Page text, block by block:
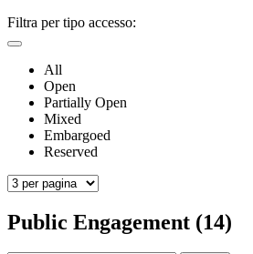
Filtra per tipo accesso:
All
Open
Partially Open
Mixed
Embargoed
Reserved
Public Engagement (14)